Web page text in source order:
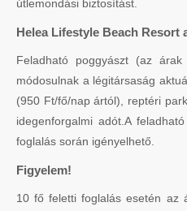
útlemondási biztosítást.
Helea Lifestyle Beach Resort
Feladható poggyászt (az
módosulnak a légitársaság
(950 Ft/fő/nap ártól), reptéri
idegenforgalmi adót.A
foglalás során igényelhető.
Figyelem!
10 fő feletti foglalás esetén az